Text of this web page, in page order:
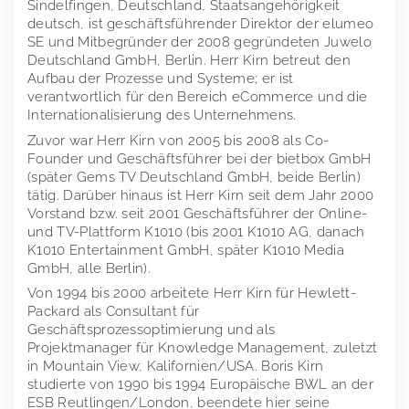
Sindelfingen, Deutschland, Staatsangehörigkeit
deutsch, ist geschäftsführender Direktor der elumeo
SE und Mitbegründer der 2008 gegründeten Juwelo
Deutschland GmbH, Berlin. Herr Kirn betreut den
Aufbau der Prozesse und Systeme; er ist
verantwortlich für den Bereich eCommerce und die
Internationalisierung des Unternehmens.
Zuvor war Herr Kirn von 2005 bis 2008 als Co-
Founder und Geschäftsführer bei der bietbox GmbH
(später Gems TV Deutschland GmbH, beide Berlin)
tätig. Darüber hinaus ist Herr Kirn seit dem Jahr 2000
Vorstand bzw. seit 2001 Geschäftsführer der Online-
und TV-Plattform K1010 (bis 2001 K1010 AG, danach
K1010 Entertainment GmbH, später K1010 Media
GmbH, alle Berlin).
Von 1994 bis 2000 arbeitete Herr Kirn für Hewlett-
Packard als Consultant für
Geschäftsprozessoptimierung und als
Projektmanager für Knowledge Management, zuletzt
in Mountain View, Kalifornien/USA. Boris Kirn
studierte von 1990 bis 1994 Europäische BWL an der
ESB Reutlingen/London, beendete hier seine